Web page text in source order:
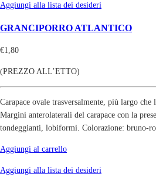
Aggiungi alla lista dei desideri
GRANCIPORRO ATLANTICO
€1,80
(PREZZO ALL’ETTO)
Carapace ovale trasversalmente, più largo
Margini anterolaterali del carapace con la
tondeggianti, lobiformi. Colorazione: bruno-
Aggiungi al carrello
Aggiungi alla lista dei desideri